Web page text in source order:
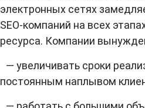
электронных сетях
SEO-компаний на всех
ресурса. Компании
— увеличивать сроки
постоянным наплывом